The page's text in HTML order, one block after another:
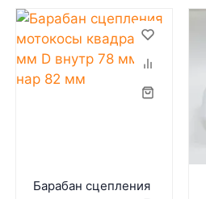
Барабан сцепления